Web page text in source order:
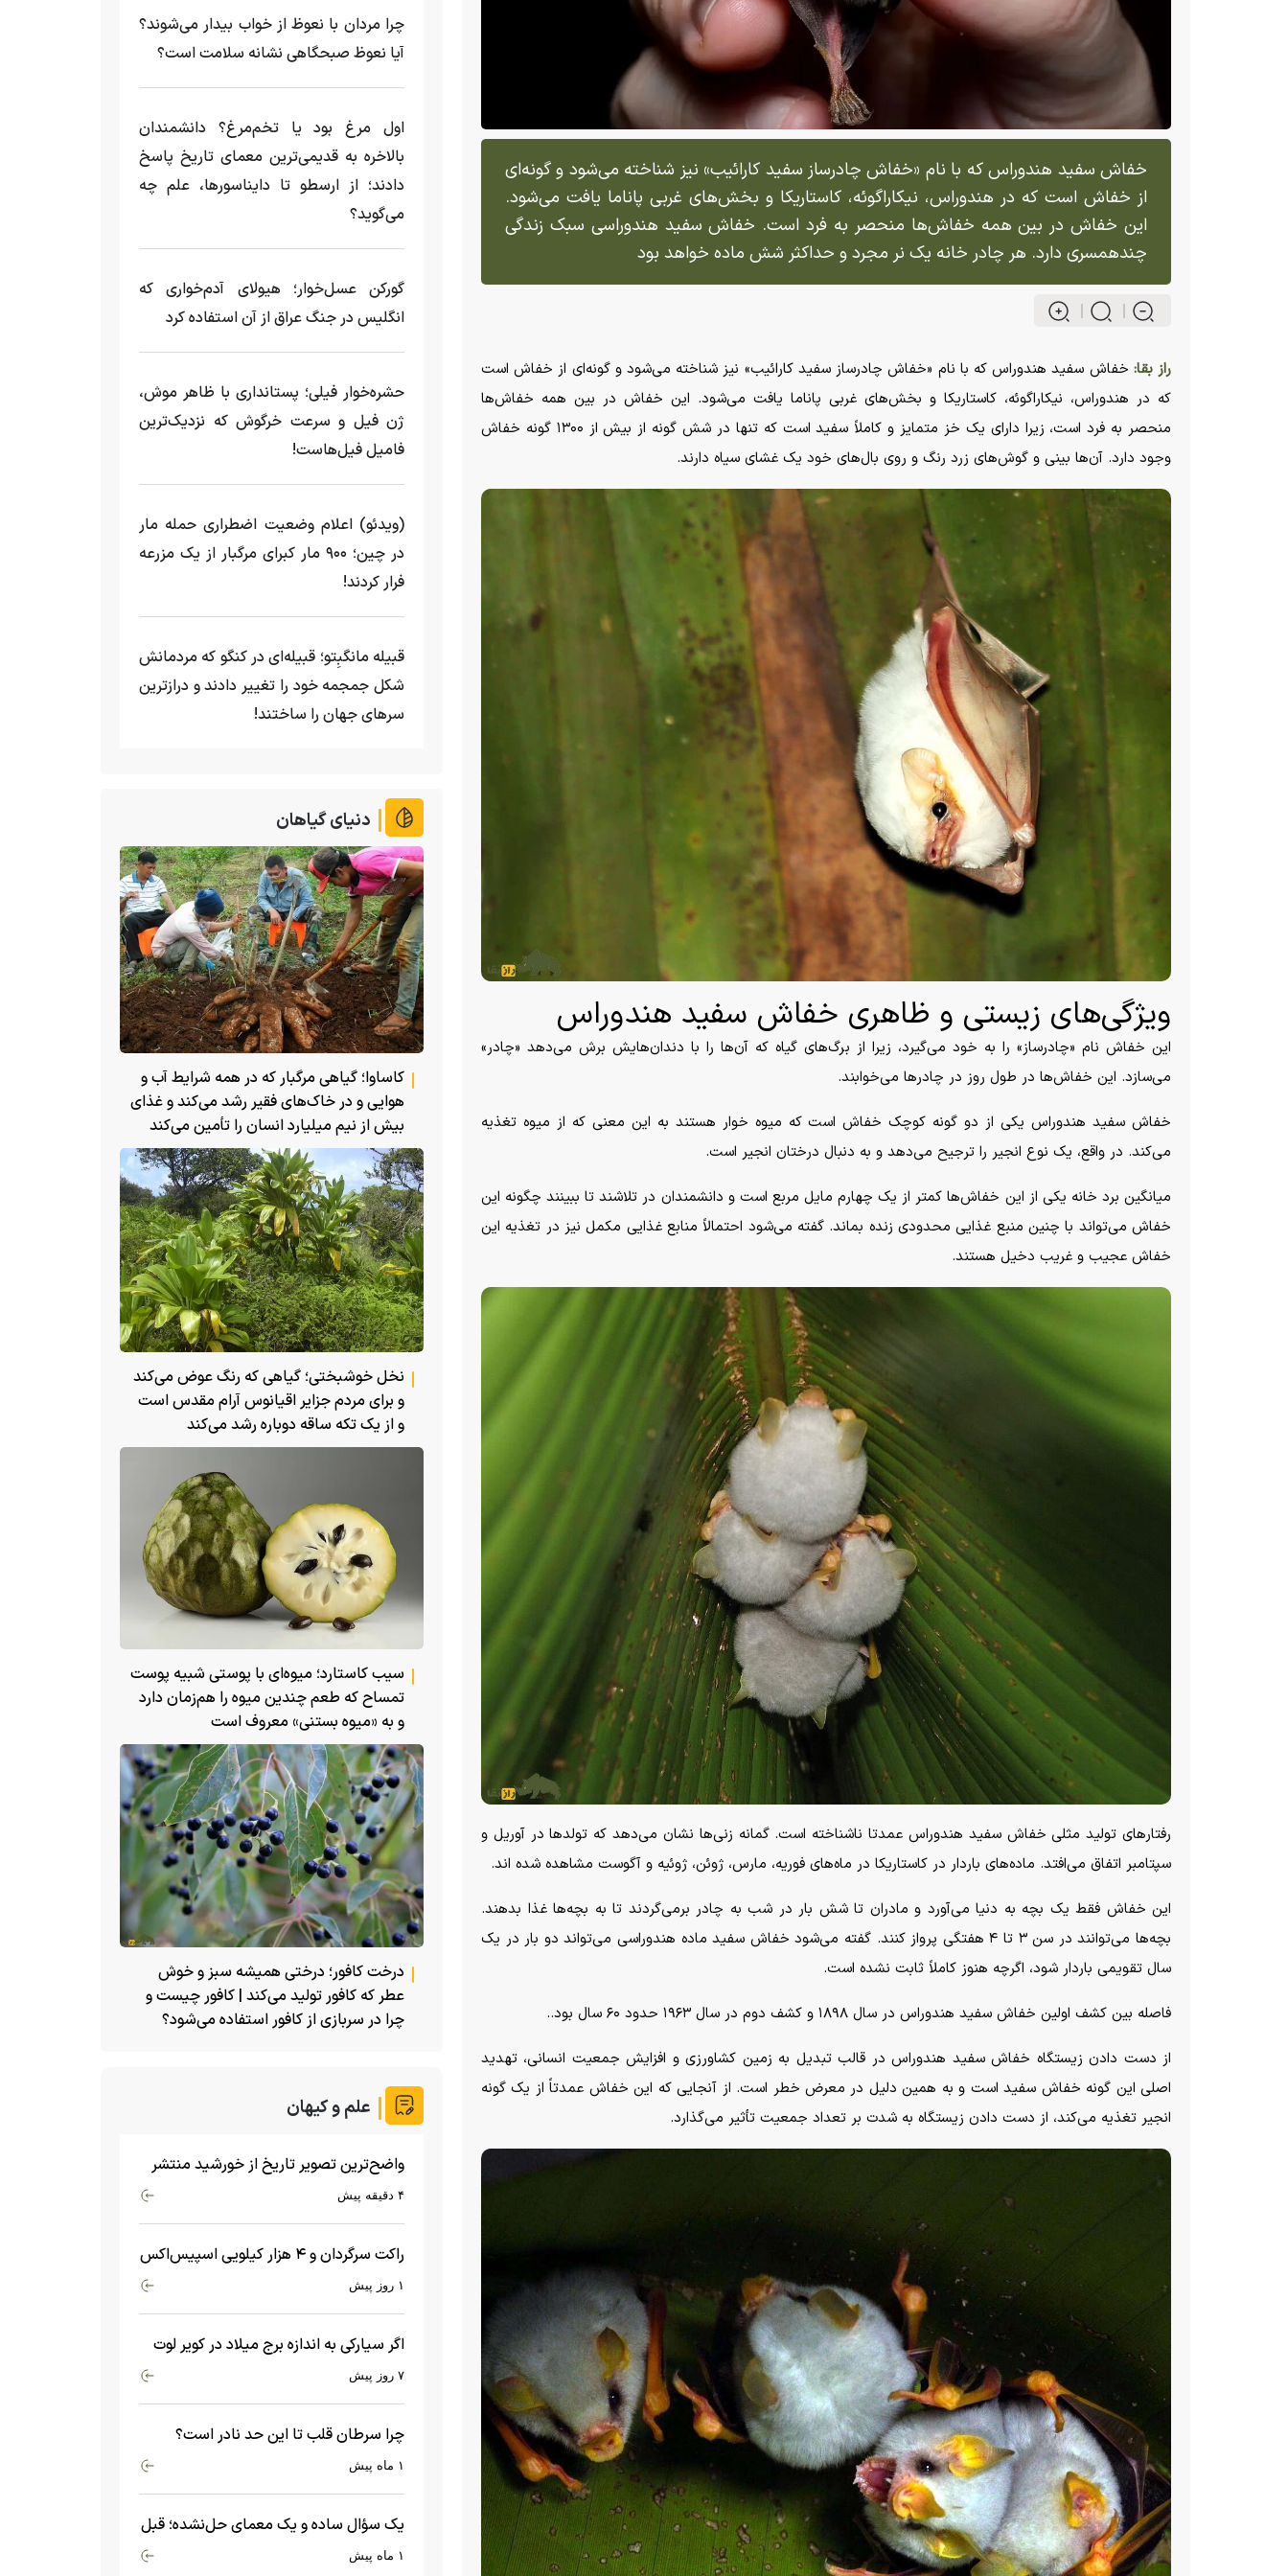
خفاش سفید هندوراس که با نام «خفاش چادرساز سفید کارائیب» نیز شناخته می‌شود و گونه‌ای
از خفاش است که در هندوراس، نیکاراگوئه، کاستاریکا و بخش‌های غربی پاناما یافت می‌شود.
این خفاش در بین همه خفاش‌ها منحصر به فرد است. خفاش سفید هندوراسی سبک زندگی
چندهمسری دارد. هر چادر خانه یک نر مجرد و حداکثر شش ماده خواهد بود
راز بقا: خفاش سفید هندوراس که با نام «خفاش چادرساز سفید کارائیب» نیز شناخته می‌شود و گونه‌ای از خفاش است
که در هندوراس، نیکاراگوئه، کاستاریکا و بخش‌های غربی پاناما یافت می‌شود. این خفاش در بین همه خفاش‌ها
منحصر به فرد است، زیرا دارای یک خز متمایز و کاملاً سفید است که تنها در شش گونه از بیش از ۱۳۰۰ گونه خفاش
وجود دارد. آن‌ها بینی و گوش‌های زرد رنگ و روی بال‌های خود یک غشای سیاه دارند.
ویژگی‌های زیستی و ظاهری خفاش سفید هندوراس
این خفاش نام «چادرساز» را به خود می‌گیرد، زیرا از برگ‌های گیاه که آن‌ها را با دندان‌هایش برش می‌دهد «چادر»
می‌سازد. این خفاش‌ها در طول روز در چادر‌ها می‌خوابند.
خفاش سفید هندوراس یکی از دو گونه کوچک خفاش است که میوه خوار هستند به این معنی که از میوه تغذیه
می‌کند. در واقع، یک نوع انجیر را ترجیح می‌دهد و به دنبال درختان انجیر است.
میانگین برد خانه یکی از این خفاش‌ها کمتر از یک چهارم مایل مربع است و دانشمندان در تلاشند تا ببینند چگونه این
خفاش می‌تواند با چنین منبع غذایی محدودی زنده بماند. گفته می‌شود احتمالاً منابع غذایی مکمل نیز در تغذیه این
خفاش عجیب و غریب دخیل هستند.
رفتار‌های تولید مثلی خفاش سفید هندوراس عمدتا ناشناخته است. گمانه زنی‌ها نشان می‌دهد که تولد‌ها در آوریل و
سپتامبر اتفاق می‌افتد. ماده‌های باردار در کاستاریکا در ماه‌های فوریه، مارس، ژوئن، ژوئیه و آگوست مشاهده شده اند.
این خفاش فقط یک بچه به دنیا می‌آورد و مادران تا شش بار در شب به چادر برمی‌گردند تا به بچه‌ها غذا بدهند.
بچه‌ها می‌توانند در سن ۳ تا ۴ هفتگی پرواز کنند. گفته می‌شود خفاش سفید ماده هندوراسی می‌تواند دو بار در یک
سال تقویمی باردار شود، اگرچه هنوز کاملاً ثابت نشده است.
فاصله بین کشف اولین خفاش سفید هندوراس در سال ۱۸۹۸ و کشف دوم در سال ۱۹۶۳ حدود ۶۰ سال بود..
از دست دادن زیستگاه خفاش سفید هندوراس در قالب تبدیل به زمین کشاورزی و افزایش جمعیت انسانی، تهدید
اصلی این گونه خفاش سفید است و به همین دلیل در معرض خطر است. از آنجایی که این خفاش عمدتاً از یک گونه
انجیر تغذیه می‌کند، از دست دادن زیستگاه به شدت بر تعداد جمعیت تأثیر می‌گذارد.
چرا مردان با نعوظ از خواب بیدار می‌شوند؟
آیا نعوظ صبحگاهی نشانه سلامت است؟
اول مرغ بود یا تخم‌مرغ؟ دانشمندان
بالاخره به قدیمی‌ترین معمای تاریخ پاسخ
دادند؛ از ارسطو تا دایناسورها، علم چه
می‌گوید؟
گورکن عسل‌خوار؛ هیولای آدم‌خواری که
انگلیس در جنگ عراق از آن استفاده کرد
حشره‌خوار فیلی؛ پستانداری با ظاهر موش،
ژن فیل و سرعت خرگوش که نزدیک‌ترین
فامیل فیل‌هاست!
(ویدئو) اعلام وضعیت اضطراری حمله مار‌
در چین؛ ۹۰۰ مار کبرای مرگبار از یک مزرعه‌
فرار کردند!
قبیله مانگبِتو؛ قبیله‌ای در کنگو که مردمانش
شکل جمجمه خود را تغییر دادند و درازترین
سرهای جهان را ساختند!
دنیای گیاهان
کاساوا؛ گیاهی مرگبار که در همه شرایط آب و
هوایی و در خاک‌های فقیر رشد می‌کند و غذای
بیش از نیم میلیارد انسان را تأمین می‌کند
نخل خوشبختی؛ گیاهی که رنگ عوض می‌کند
و برای مردم جزایر اقیانوس آرام مقدس است
و از یک تکه ساقه دوباره رشد می‌کند
سیب کاستارد؛ میوه‌ای با پوستی شبیه پوست
تمساح که طعم چندین میوه را هم‌زمان دارد
و به «میوه بستنی» معروف است
درخت کافور؛ درختی همیشه سبز و خوش
عطر که کافور تولید می‌کند | کافور چیست و
چرا در سربازی از کافور استفاده می‌شود؟
علم و کیهان
واضح‌ترین تصویر تاریخ از خورشید منتشر
شد
۴ دقیقه پیش
راکت سرگردان و ۴ هزار کیلویی اسپیس‌اکس
۱ روز پیش
اگر سیارکی به اندازه برج میلاد در کویر لوت
سقوط کند، چه اتفاقی می‌افتد؟
۷ روز پیش
چرا سرطان قلب تا این حد نادر است؟
ماجرای معامله عجیبی که در بدن اتفاق۱ ماه پیش
یک سؤال ساده و یک معمای حل‌نشده؛ قبل
از بیگ‌بنگ و آغاز جهان چه چیزی وجود۱ ماه پیش